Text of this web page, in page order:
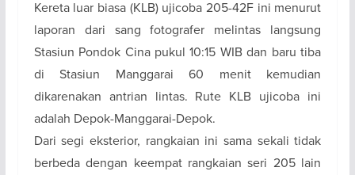
Kereta luar biasa (KLB) ujicoba 205-42F ini menurut
laporan dari sang fotografer melintas langsung
Stasiun Pondok Cina pukul 10:15 WIB dan baru tiba
di Stasiun Manggarai 60 menit kemudian
dikarenakan antrian lintas. Rute KLB ujicoba ini
adalah Depok-Manggarai-Depok.
Dari segi eksterior, rangkaian ini sama sekali tidak
berbeda dengan keempat rangkaian seri 205 lain